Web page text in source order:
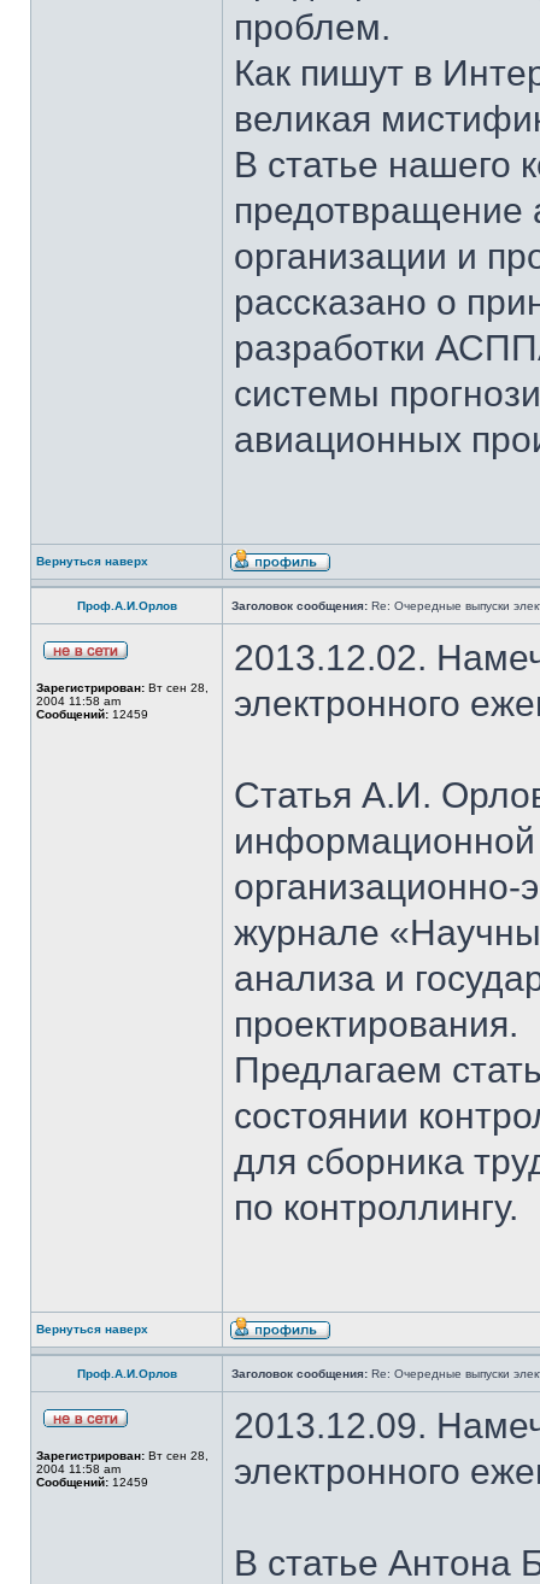
проблем.
Как пишут в
великая
В статье нашего
предотвращение
организации и
рассказано о
разработки
системы
авиационных
Вернуться наверх
Проф.А.И.Орлов Заголовок сообщения: Re: Очередные выпуски
Зарегистрирован: Вт сен 28,
2004 11:58 am
Сообщений: 12459
2013.12.02.
электронного
Статья А.И.
информационной
журнале
анализа и
проектирования.
Предлагаем
состоянии
для сборника
по контроллингу.
Вернуться наверх
Проф.А.И.Орлов Заголовок сообщения: Re: Очередные выпуски
Зарегистрирован: Вт сен 28,
2004 11:58 am
Сообщений: 12459
2013.12.09.
электронного
В статье Антона